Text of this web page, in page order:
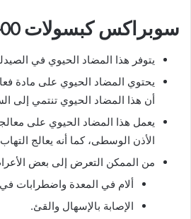
سوبراكس كبسولات 400 مجم
يتوفر هذا المضاد الحيوي في الصيدليات بسعر
يحتوي المضاد الحيوي على مادة
أن هذا المضاد الحيوي تنتمي إلى
يعمل هذا المضاد الحيوي على
الأذن الوسطى، كما أنه يعالج
من الممكن التعرض إلى بعض
ألام في المعدة واضطرابات
الإصابة بالإسهال والقئ.